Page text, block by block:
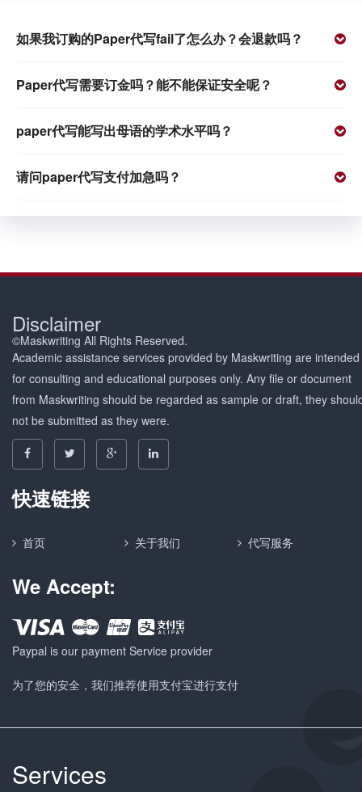
如果我订购的Paper代写fail了怎么办？会退款吗？
Paper代写需要订金吗？能不能保证安全呢？
paper代写能写出母语的学术水平吗？
请问paper代写支付加急吗？
Disclaimer
©Maskwriting All Rights Reserved.
Academic assistance services provided by Maskwriting are intended
for consulting and educational purposes only. Any file or document
from Maskwriting should be regarded as sample or draft, they
not be submitted as they were.
快速链接
首页 关于我们 代写服务
We Accept:
Paypal is our payment Service provider
为了您的安全，我们推荐使用支付宝进行支付
Services